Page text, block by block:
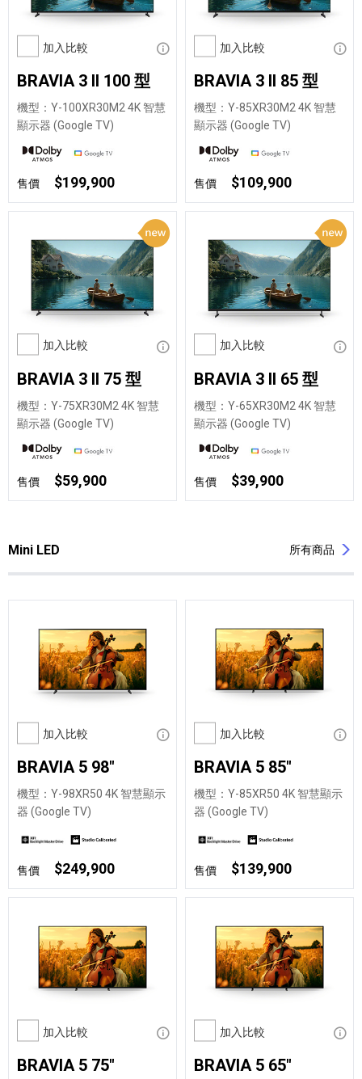
加入比較 顯示資訊
BRAVIA 3 II 100 型
機型：Y-100XR30M2 4K 智慧
顯示器 (Google TV)
售價 $199,900
加入比較 顯示
BRAVIA 3 II 85 型
機型：Y-85XR30M2 4K 智慧
顯示器 (Google TV)
售價 $109,900
加入比較 顯示資訊
BRAVIA 3 II 75 型
機型：Y-75XR30M2 4K 智慧
顯示器 (Google TV)
售價 $59,900
加入比較 顯示
BRAVIA 3 II 65 型
機型：Y-65XR30M2 4K 智慧
顯示器 (Google TV)
售價 $39,900
Mini LED 所有商品
加入比較 顯示資訊
BRAVIA 5 98"
機型：Y-98XR50 4K 智慧顯示
器 (Google TV)
售價 $249,900
加入比較 顯示
BRAVIA 5 85"
機型：Y-85XR50 4K 智慧顯示
器 (Google TV)
售價 $139,900
加入比較 顯示資訊
BRAVIA 5 75"
加入比較 顯示
BRAVIA 5 65"